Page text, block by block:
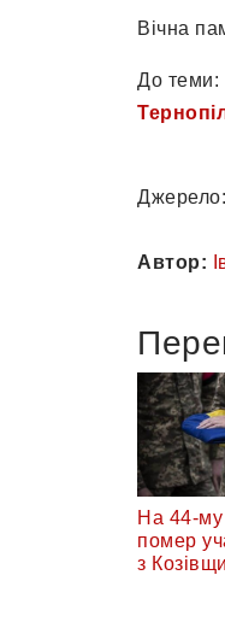
Вічна
До теми:
Джерело:
Автор:
На 44-му
помер
з